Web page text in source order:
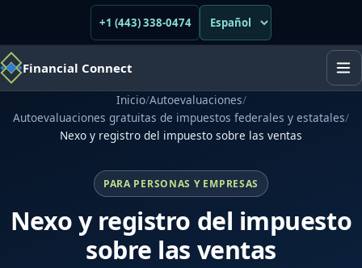
+1 (443) 338-0474
Financial Connect
Inicio/Autoevaluaciones/
Autoevaluaciones gratuitas de impuestos federales y estatales/
Nexo y registro del impuesto sobre las ventas
PARA PERSONAS Y EMPRESAS
Nexo y registro del impuesto
sobre las ventas